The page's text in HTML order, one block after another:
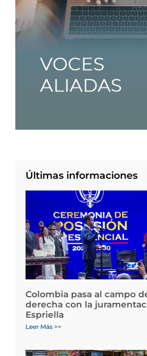
Últimas informaciones
Colombia pasa al campo
derecha con la
Espriella
Leer Más >>